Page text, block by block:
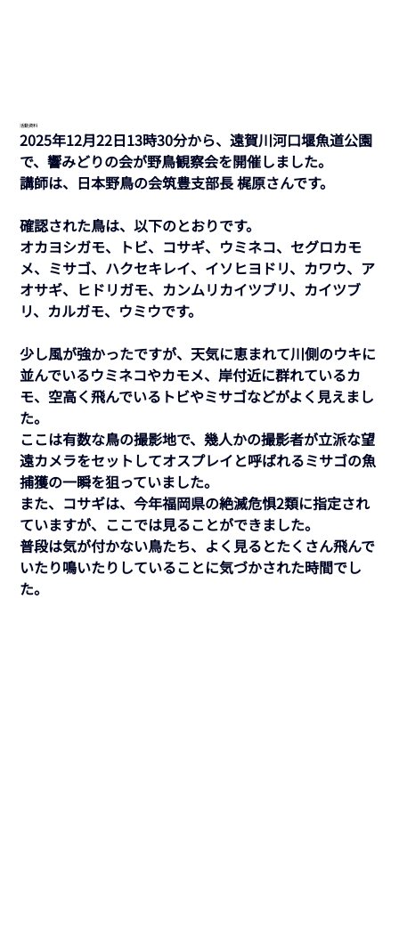
活動資料
2025年12月22日13時30分から、遠賀川河口堰魚道公園
で、響みどりの会が野鳥観察会を開催しました。
講師は、日本野鳥の会筑豊支部長 梶原さんです。
確認された鳥は、以下のとおりです。
オカヨシガモ、トビ、コサギ、ウミネコ、セグロカモ
メ、ミサゴ、ハクセキレイ、イソヒヨドリ、カワウ、ア
オサギ、ヒドリガモ、カンムリカイツブリ、カイツブ
リ、カルガモ、ウミウです。
少し風が強かったですが、天気に恵まれて川側のウキに
並んでいるウミネコやカモメ、岸付近に群れているカ
モ、空高く飛んでいるトビやミサゴなどがよく見えまし
た。
ここは有数な鳥の撮影地で、幾人かの撮影者が立派な望
遠カメラをセットしてオスプレイと呼ばれるミサゴの魚
捕獲の一瞬を狙っていました。
また、コサギは、今年福岡県の絶滅危惧2類に指定され
ていますが、ここでは見ることができました。
普段は気が付かない鳥たち、よく見るとたくさん飛んで
いたり鳴いたりしていることに気づかされた時間でし
た。